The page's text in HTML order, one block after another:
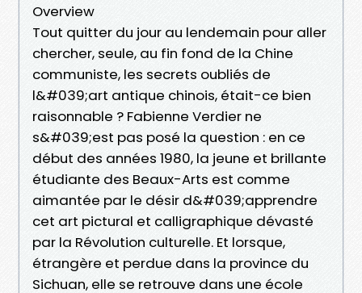
Overview
Tout quitter du jour au lendemain pour aller
chercher, seule, au fin fond de la Chine
communiste, les secrets oubliés de
l&#039;art antique chinois, était-ce bien
raisonnable ? Fabienne Verdier ne
s&#039;est pas posé la question : en ce
début des années 1980, la jeune et brillante
étudiante des Beaux-Arts est comme
aimantée par le désir d&#039;apprendre
cet art pictural et calligraphique dévasté
par la Révolution culturelle. Et lorsque,
étrangère et perdue dans la province du
Sichuan, elle se retrouve dans une école